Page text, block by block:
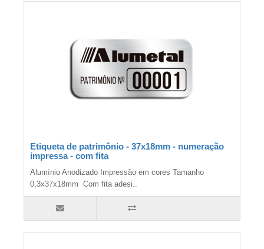
Etiqueta de patrimônio - 37x18mm - numeração
impressa - com fita
Alumínio Anodizado Impressão em cores Tamanho
0,3x37x18mm Com fita adesi..